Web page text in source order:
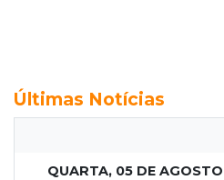
Últimas Notícias
QUARTA, 05 DE AGOSTO